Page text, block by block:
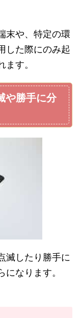
末や、特定の環
した際にのみ起
す。
や勝手に分
滅したり勝手に
なります。